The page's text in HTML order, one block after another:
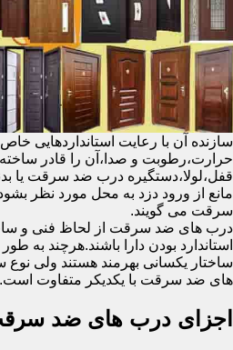
سازنده آن با رعایت استانداردهایی
حرارت،رطوبت و صدا،آن را قادر ساخته
قفل،لولا،دستگیره درب ضد سرقت یا
مانع از ورود دزد به محل مورد نظر
سرقت می گویند.
درب های ضد سرقت از لحاظ فنی و
استاندارد بودن دارا باشند.هرچند
ساختار یکسانی بهرمند هستند ولی
های ضد سرقت با یکدیکر متفاوت است.
اجزای درب های ضد